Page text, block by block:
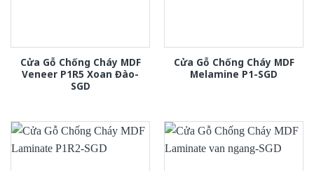
Cửa Gỗ Chống Cháy MDF
Veneer P1R5 Xoan Đào-
SGD
Cửa Gỗ Chống Cháy MDF
Melamine P1-SGD